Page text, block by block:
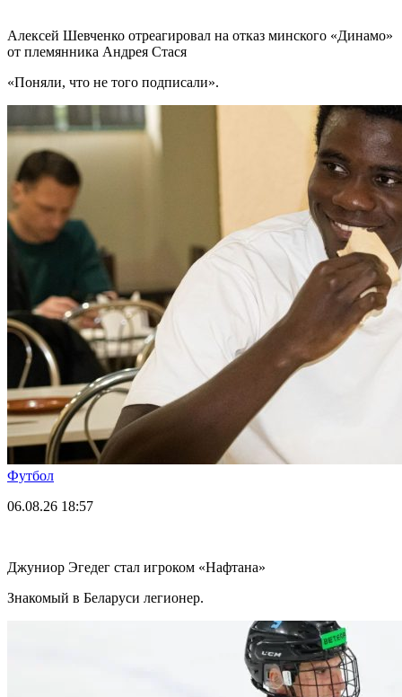
Алексей Шевченко отреагировал на отказ минского «Динамо»
от племянника Андрея Стася
«Поняли, что не того подписали».
Футбол
06.08.26 18:57
Джуниор Эгедег стал игроком «Нафтана»
Знакомый в Беларуси легионер.